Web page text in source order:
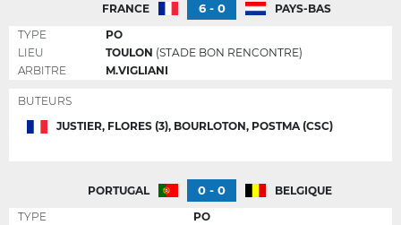
FRANCE 6 - 0
PAYS-BAS
TYPE
PO
LIEU
TOULON (STADE BON RENCONTRE)
ARBITRE
M.VIGLIANI
BUTEURS
JUSTIER, FLORES (3), BOURLOTON, POSTMA (CSC)
PORTUGAL 0 - 0
BELGIQUE
TYPE
PO